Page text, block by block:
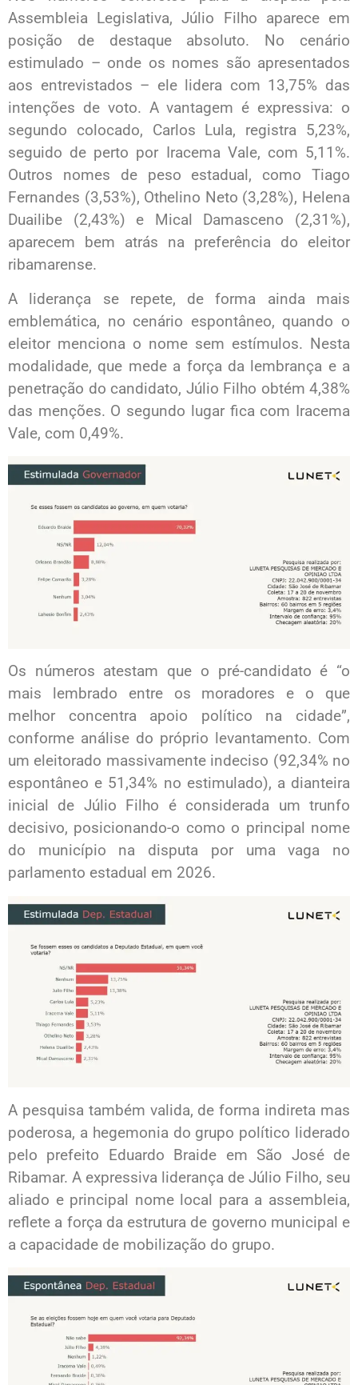
Assembleia Legislativa, Júlio Filho aparece em
posição de destaque absoluto. No cenário
estimulado – onde os nomes são apresentados
aos entrevistados – ele lidera com 13,75% das
intenções de voto. A vantagem é expressiva: o
segundo colocado, Carlos Lula, registra 5,23%,
seguido de perto por Iracema Vale, com 5,11%.
Outros nomes de peso estadual, como Tiago
Fernandes (3,53%), Othelino Neto (3,28%), Helena
Duailibe (2,43%) e Mical Damasceno (2,31%),
aparecem bem atrás na preferência do eleitor
ribamarense.
A liderança se repete, de forma ainda mais
emblemática, no cenário espontâneo, quando o
eleitor menciona o nome sem estímulos. Nesta
modalidade, que mede a força da lembrança e a
penetração do candidato, Júlio Filho obtém 4,38%
das menções. O segundo lugar fica com Iracema
Vale, com 0,49%.
Os números atestam que o pré-candidato é “o
mais lembrado entre os moradores e o que
melhor concentra apoio político na cidade”,
conforme análise do próprio levantamento. Com
um eleitorado massivamente indeciso (92,34% no
espontâneo e 51,34% no estimulado), a dianteira
inicial de Júlio Filho é considerada um trunfo
decisivo, posicionando-o como o principal nome
do município na disputa por uma vaga no
parlamento estadual em 2026.
A pesquisa também valida, de forma indireta mas
poderosa, a hegemonia do grupo político liderado
pelo prefeito Eduardo Braide em São José de
Ribamar. A expressiva liderança de Júlio Filho, seu
aliado e principal nome local para a assembleia,
reflete a força da estrutura de governo municipal e
a capacidade de mobilização do grupo.